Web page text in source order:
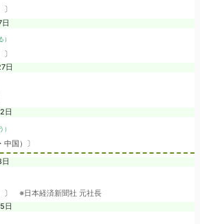
）
日
日
）
中国）〕
〕 ※日本経済新聞社 元社長
日